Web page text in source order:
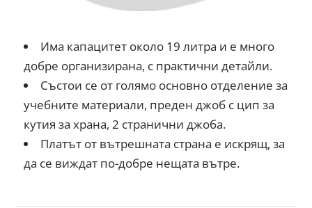
Има капацитет около 19 литра и е много
добре организирана, с практични детайли.
Състои се от голямо основно отделение за
учебните материали, преден джоб с цип за
кутия за храна, 2 странични джоба.
Платът от вътрешната страна е искрящ, за
да се виждат по-добре нещата вътре.